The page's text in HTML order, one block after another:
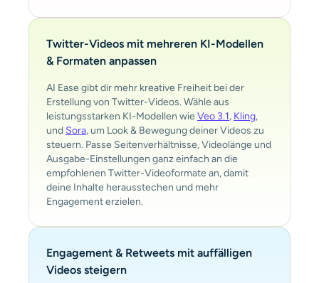
Twitter-Videos mit mehreren KI-Modellen
& Formaten anpassen
AI Ease gibt dir mehr kreative Freiheit bei der
Erstellung von Twitter-Videos. Wähle aus
leistungsstarken KI-Modellen wie Veo 3.1, Kling,
und Sora, um Look & Bewegung deiner Videos zu
steuern. Passe Seitenverhältnisse, Videolänge und
Ausgabe-Einstellungen ganz einfach an die
empfohlenen Twitter-Videoformate an, damit
deine Inhalte herausstechen und mehr
Engagement erzielen.
Engagement & Retweets mit auffälligen
Videos steigern